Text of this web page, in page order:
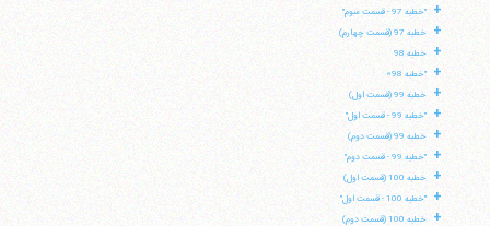
+ "خطبه 97 - قسمت سوم"
+ خطبه 97 (قسمت چهارم)
+ خطبه 98
+ "خطبه 98»
+ خطبه 99 (قسمت اول)
+ "خطبه 99 - قسمت اول"
+ خطبه 99 (قسمت دوم)
+ "خطبه 99 - قسمت دوم"
+ خطبه 100 (قسمت اول)
+ "خطبه 100 - قسمت اول"
+ خطبه 100 (قسمت دوم)